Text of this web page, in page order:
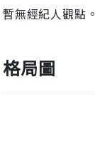
暫無經紀人觀點。
格局圖